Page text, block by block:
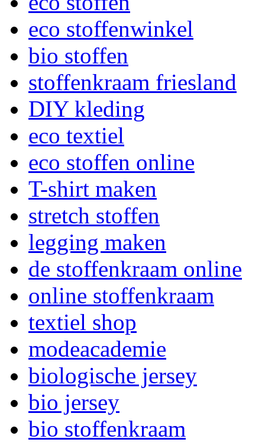
eco stoffenwinkel
bio stoffen
stoffenkraam friesland
DIY kleding
eco textiel
eco stoffen online
T-shirt maken
stretch stoffen
legging maken
de stoffenkraam online
online stoffenkraam
textiel shop
modeacademie
biologische jersey
bio jersey
bio stoffenkraam